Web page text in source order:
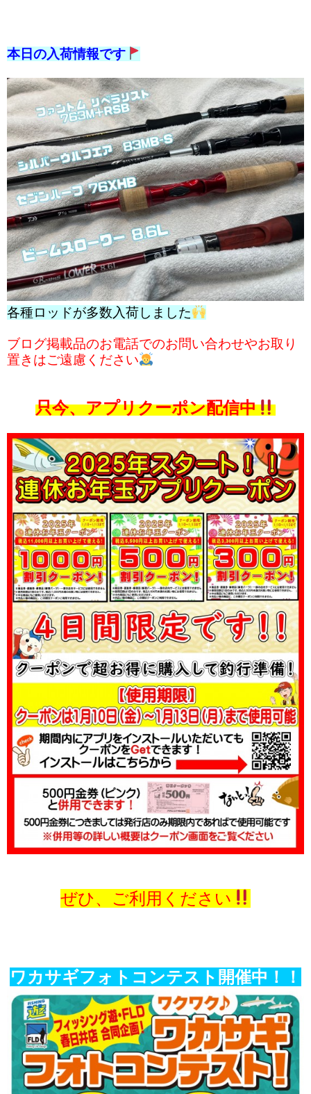
本日の入荷情報です
各種ロッドが多数入荷しました
ブログ掲載品のお電話でのお問い合わせやお取り
置きはご遠慮ください
只今、アプリクーポン配信中
ぜひ、ご利用ください
ワカサギフォトコンテスト開催中！！